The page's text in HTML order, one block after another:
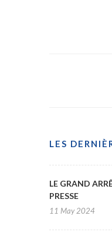
LES
LE GRAND
PRESSE
11 May 2024